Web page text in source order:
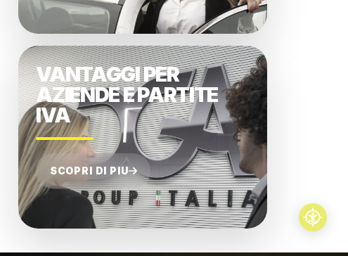
VANTAGGI PER
AZIENDE E PARTITE
IVA
SCOPRI DI PIU